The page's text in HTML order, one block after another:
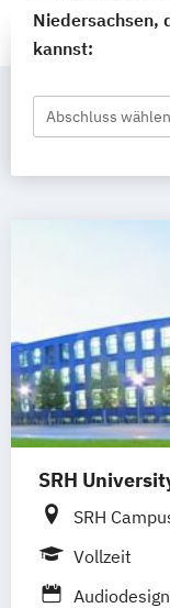
Niedersachsen,
kannst:
Abschluss wählen
SRH
SRH
SRH
Vollzeit
Audiodesign